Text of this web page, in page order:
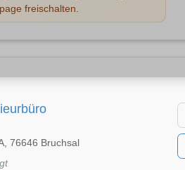
freischalten.
76646 Bruchsal